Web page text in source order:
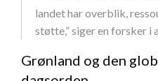
landet har overblik,
støtte,” siger en forsker i
Grønland og den